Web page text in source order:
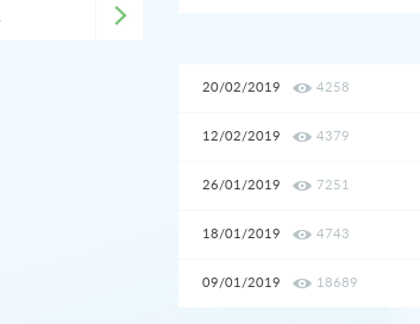
20/02/2019 4258
12/02/2019 4379
26/01/2019 7251
18/01/2019 4743
09/01/2019 18689